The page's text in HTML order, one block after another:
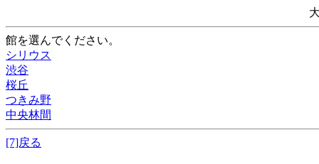
館を選んでください。
シリウス
渋谷
桜丘
つきみ野
中央林間
[7]戻る